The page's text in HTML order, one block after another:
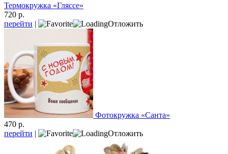
Термокружка «Гляссе»
720 р.
перейти | Отложить
Фотокружка «Санта»
470 р.
перейти | Отложить